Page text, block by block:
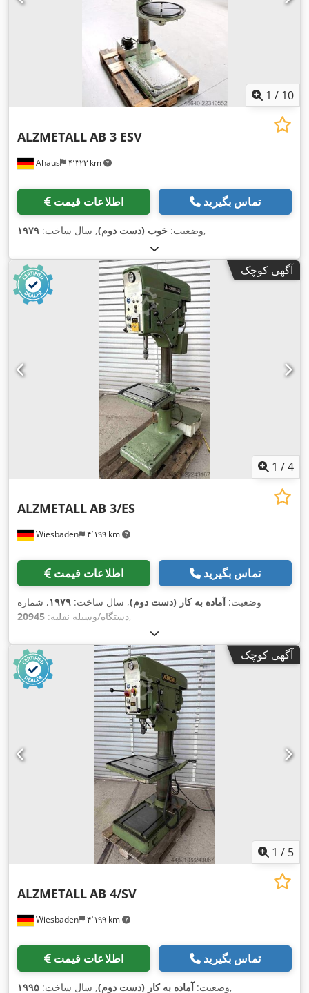
1 / 10
Ahaus ۴٬۳۲۳ km
ALZMETALLAB 3 ESV
اطلاعات قیمت تماس بگیرید
وضعیت: خوب (دست دوم), سال ساخت: ۱۹۷۹ ,
آگهی کوچک
1 /4
Wiesbaden ۴٬۱۹۹ km
ALZMETALLAB 3/ES
اطلاعات قیمت تماس بگیرید
وضعیت: آماده به کار (دست دوم), سال ساخت: ۱۹۷۹, شماره
دستگاه/وسیله نقلیه: 20945 ,
آگهی کوچک
1 / 5
Wiesbaden ۴٬۱۹۹ km
ALZMETALLAB 4/SV
اطلاعات قیمت تماس بگیرید
وضعیت:آماده به کار (دست دوم), سال ساخت: ۱۹۹۵ ,